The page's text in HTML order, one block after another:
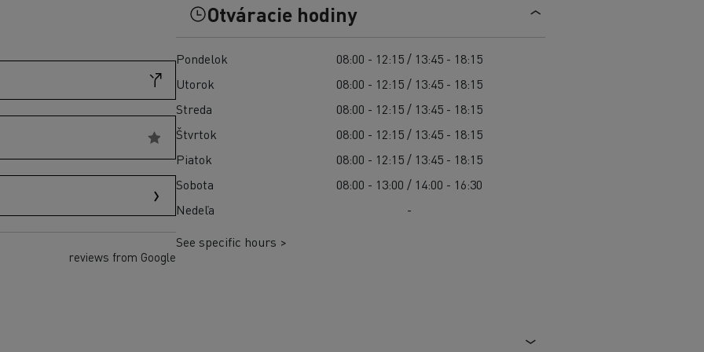
Optifleet portal
reviews from Google
Otváracie hodiny
Pondelok
08:00 - 12:15 / 13:45 - 18:15
Utorok
08:00 - 12:15 / 13:45 - 18:15
Streda
08:00 - 12:15 / 13:45 - 18:15
Štvrtok
08:00 - 12:15 / 13:45 - 18:15
Piatok
08:00 - 12:15 / 13:45 - 18:15
Sobota
08:00 - 13:00 / 14:00 - 16:30
Nedeľa
-
See specific hours >